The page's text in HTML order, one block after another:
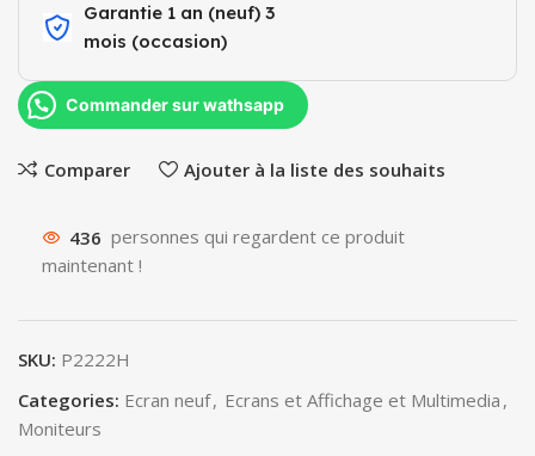
Garantie 1 an (neuf) 3
mois (occasion)​
Commander sur wathsapp
Comparer Ajouter à la liste des souhaits
436 personnes qui regardent ce produit
maintenant !
SKU: P2222H
Categories: Ecran neuf, Ecrans et Affichage et Multimedia ,
Moniteurs